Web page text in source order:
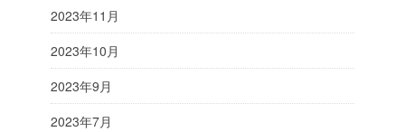
2023年11月
2023年10月
2023年9月
2023年7月